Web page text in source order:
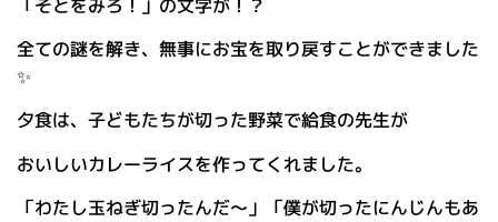
「そとをみろ！」の文字が！？
全ての謎を解き、無事にお宝を取り戻すことができました
✨
夕食は、子どもたちが切った野菜で給食の先生が
おいしいカレーライスを作ってくれました。
「わたし玉ねぎ切ったんだ～」「僕が切ったにんじんもあ